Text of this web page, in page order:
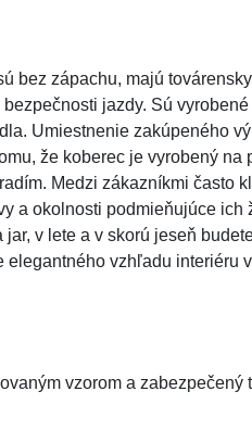
bez zápachu, majú
jazdy. Sú
Umiestnenie zakúpeného
že koberec je vyrobený
Medzi zákazníkmi často
a okolnosti podmieňujúce
v lete a v skorú jeseň
vzhľadu interiéru
vzorom a